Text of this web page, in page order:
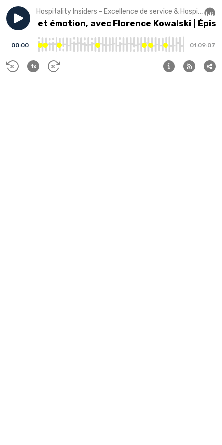
Play episodeÉcriture et émotion, avec Florence Kowalski |
Hospitality Insiders - Excellence de service & Hospitalité
et émotion, avec Florence Kowalski |
00:00 01:09:07
30 1x 30